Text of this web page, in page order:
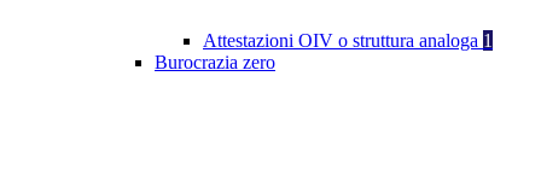
Attestazioni OIV o struttura analoga 1
Burocrazia zero